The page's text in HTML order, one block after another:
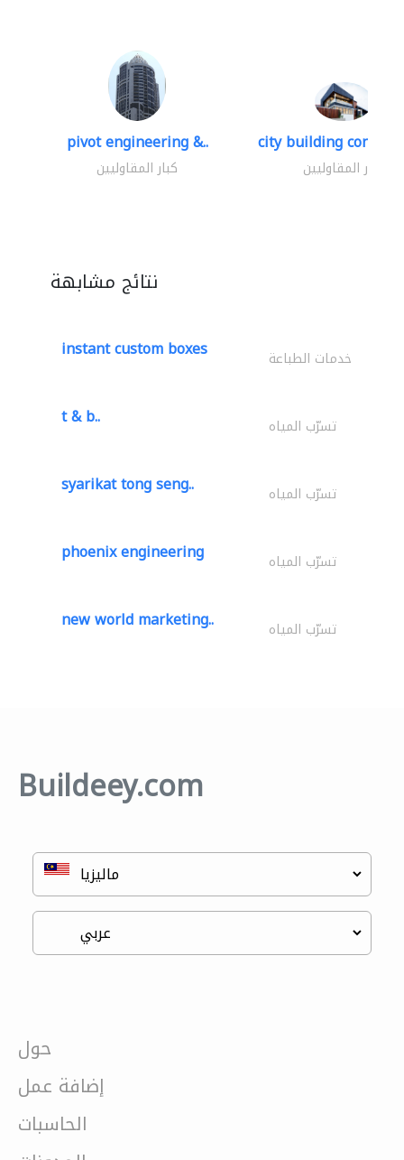
pivot engineering &..
كبار المقاوليين
city building
كبار المقاوليين
نتائج مشابهة
instant custom boxes خدمات الطباعة
t & b.. تسرّب المياه
syarikat tong seng.. تسرّب المياه
phoenix engineering تسرّب المياه
new world marketing.. تسرّب المياه
Buildeey.com
حول
إضافة عمل
الحاسبات